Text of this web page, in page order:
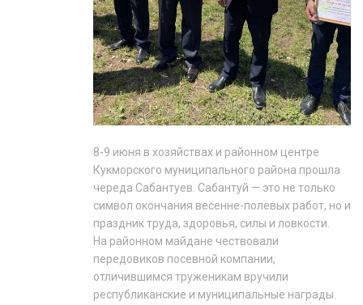
8-9 июня в хозяйствах и районном центре
Кукморского муниципального района прошла
череда Сабантуев. Сабантуй — это не только
символ окончания весенне-полевых работ, но и
праздник труда, здоровья, силы и ловкости.
На районном майдане чествовали
передовиков посевной компании,
отличившимся труженикам вручили
республиканские и муниципальные награды.